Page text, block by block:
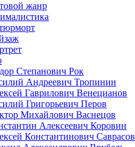
жанр
Степанович Рок
Андреевич Тропинин
Гаврилович Венецианов
Григорьевич Перов
Михайлович Васнецов
Алексеевич Коровин
Константинович Саврасов